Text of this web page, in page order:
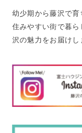
幼少期から藤沢で
住みやすい街で暮
沢の魅力をお届けし